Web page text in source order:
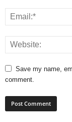
Save my name,
comment.